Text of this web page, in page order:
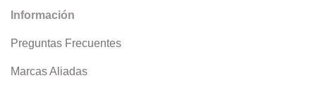
Información
Preguntas Frecuentes
Marcas Aliadas